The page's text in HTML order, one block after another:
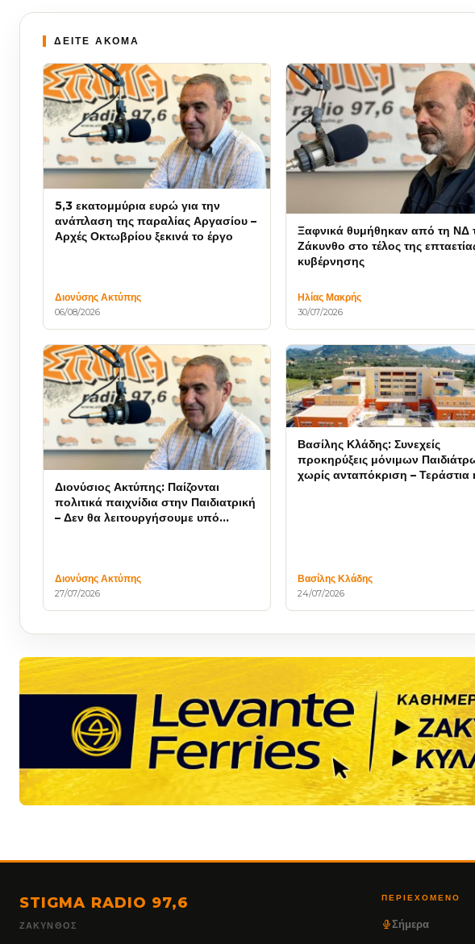
ΔΕΙΤΕ ΑΚΟΜΑ
5,3 εκατομμύρια ευρώ για την
ανάπλαση της παραλίας Αργασίου –
Αρχές Οκτωβρίου ξεκινά το έργο
Διονύσης Ακτύπης
06/08/2026
Ξαφνικά θυμήθηκαν από τη ΝΔ
Ζάκυνθο στο τέλος της
κυβέρνησης
Ηλίας Μακρής
30/07/2026
Διονύσιος Ακτύπης: Παίζονται
πολιτικά παιχνίδια στην Παιδιατρική
– Δεν θα λειτουργήσουμε υπό
Διονύσης Ακτύπης
27/07/2026
Βασίλης Κλάδης: Συνεχείς
προκηρύξεις μόνιμων
χωρίς ανταπόκριση – Τεράστια
Βασίλης Κλάδης
24/07/2026
STIGMA RADIO 97,6
ΖΆΚΥΝΘΟΣ
ΠΕΡΙΕΧΌΜΕΝΟ
Σήμερα